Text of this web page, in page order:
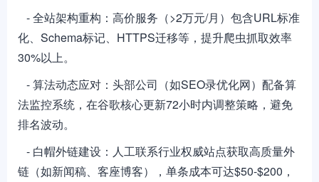
- 全站架构重构：高价服务（>2万元/月）包含URL标准
化、Schema标记、HTTPS迁移等，提升爬虫抓取效率
30%以上。
- 算法动态应对：头部公司（如SEO录优化网）配备算
法监控系统，在谷歌核心更新72小时内调整策略，避免
排名波动。
- 白帽外链建设：人工联系行业权威站点获取高质量外
链（如新闻稿、客座博客），单条成本可达$50-$200，